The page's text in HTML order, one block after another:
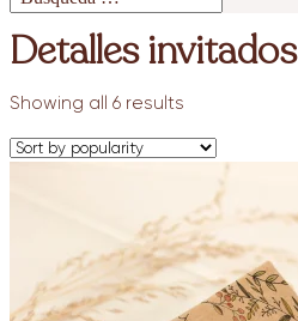
Detalles invitados
Showing all 6 results